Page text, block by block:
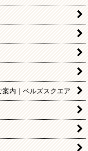
内｜ベルズスクエア